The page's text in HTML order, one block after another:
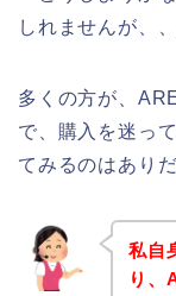
しれませんが、、
多くの方が、
で、購入を迷っ
てみるのはあり
私自
り、